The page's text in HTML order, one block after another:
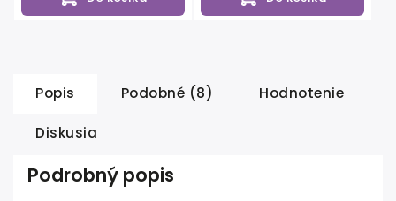
Popis Podobné (8) Hodnotenie
Diskusia
Podrobný popis